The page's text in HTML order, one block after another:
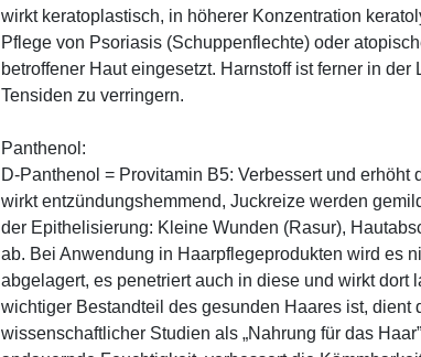
wirkt keratoplastisch, in höherer Konzentration
Pflege von Psoriasis (Schuppenflechte) oder
betroffener Haut eingesetzt. Harnstoff ist ferner in
Tensiden zu verringern.
Panthenol:
D-Panthenol = Provitamin B5: Verbessert und erhöht
wirkt entzündungshemmend, Juckreize werden
der Epithelisierung: Kleine Wunden (Rasur),
ab. Bei Anwendung in Haarpflegeprodukten wird es
abgelagert, es penetriert auch in diese und wirkt dort
wichtiger Bestandteil des gesunden Haares ist, dient
wissenschaftlicher Studien als „Nahrung für das